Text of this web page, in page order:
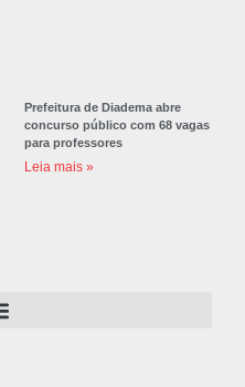
Prefeitura de Diadema abre
concurso público com 68 vagas
para professores
Leia mais »